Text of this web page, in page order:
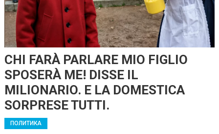
CHI FARÀ PARLARE MIO FIGLIO
SPOSERÀ ME! DISSE IL
MILIONARIO. E LA DOMESTICA
SORPRESE TUTTI.
ПОЛИТИКА